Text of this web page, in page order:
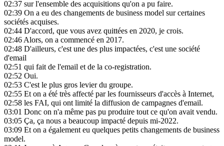
02:37 sur l'ensemble des acquisitions qu'on a pu faire.
02:39 On a eu des changements de business model sur certaines
sociétés acquises.
02:44 D'accord, que vous avez quittées en 2020, je crois.
02:46Alors, on a commencé en 2017.
02:48 D'ailleurs, c'est une des plus impactées, c'est une société
d'email
02:51 qui fait de l'email et de la co-registration.
02:52 Oui.
02:53 C'est le plus gros levier du groupe.
02:55 Et on a été très affecté par les fournisseurs d'accès à Internet,
02:58 les FAI, qui ont limité la diffusion de campagnes d'email.
03:01 Donc on n'a même pas pu produire tout ce qu'on avait vendu.
03:05 Ça, ça nous a beaucoup impacté depuis mi-2022.
03:09 Et on a également eu quelques petits changements de business
model.